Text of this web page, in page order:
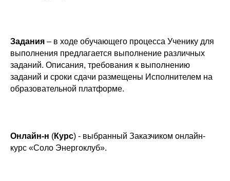
Задания – в ходе обучающего процесса Ученику для
выполнения предлагается выполнение различных
заданий. Описания, требования к выполнению
заданий и сроки сдачи размещены Исполнителем на
образовательной платформе.
Онлайн-н (Курс) - выбранный Заказчиком онлайн-
курс «Соло Энергоклуб».